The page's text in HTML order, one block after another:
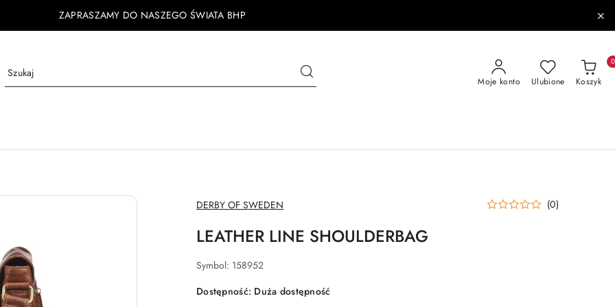
ZAPRASZAMY DO NASZEGO ŚWIATA BHP
Moje konto Ulubione Koszyk
0
NAZWA
PRODUCENTA:
DERBY OF SWEDEN (0)
LEATHER LINE SHOULDERBAG
Symbol: 158952
Dostępność: Duża dostępność